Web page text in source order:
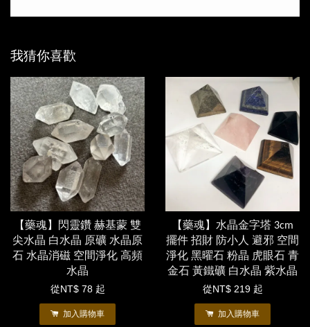
我猜你喜歡
【藥魂】閃靈鑽 赫基蒙 雙
尖水晶 白水晶 原礦 水晶原
石 水晶消磁 空間淨化 高頻
水晶
從 NT$ 78 起
加入購物車
【藥魂】水晶金字塔 3cm
擺件 招財 防小人 避邪 空間
淨化 黑曜石 粉晶 虎眼石 青
金石 黃鐵礦 白水晶 紫水晶
從 NT$ 219 起
加入購物車